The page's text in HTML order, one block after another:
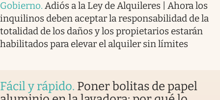
Gobierno. Adiós a la Ley de Alquileres | Ahora los
inquilinos deben aceptar la responsabilidad de la
totalidad de los daños y los propietarios estarán
habilitados para elevar el alquiler sin límites
Fácil y rápido. Poner bolitas de papel